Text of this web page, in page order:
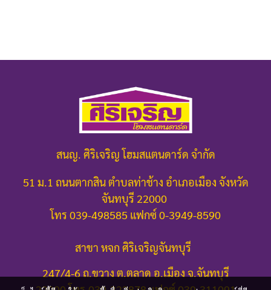
สนญ. ศิริเจริญ โฮมสแตนดาร์ด จำกัด
51 ม.1 ถนนตากสิน ตำบลท่าช้าง อำเภอเมือง จังหวัด
จันทบุรี 22000
โทร 039-498585 แฟกซ์ 0-3949-8590
สาขา หจก ศิริเจริญจันทบุรี
247/4-6 ถ.ขวาง ต.ตลาด อ.เมือง จ.จันทบุรี